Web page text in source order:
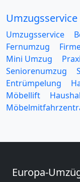
Umzugsservice
Umzugsservice
Fernumzug
Mini Umzug
Seniorenumzug
Entrümpelung
Möbellift
Europa-